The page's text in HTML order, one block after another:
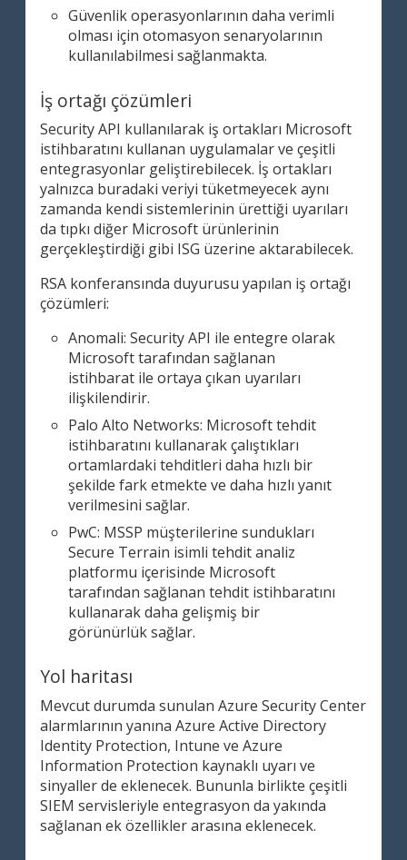
Güvenlik operasyonlarının daha verimli
olması için otomasyon senaryolarının
kullanılabilmesi sağlanmakta.
İş ortağı çözümleri
Security API kullanılarak iş ortakları Microsoft
istihbaratını kullanan uygulamalar ve çeşitli
entegrasyonlar geliştirebilecek. İş ortakları
yalnızca buradaki veriyi tüketmeyecek aynı
zamanda kendi sistemlerinin ürettiği uyarıları
da tıpkı diğer Microsoft ürünlerinin
gerçekleştirdiği gibi ISG üzerine aktarabilecek.
RSA konferansında duyurusu yapılan iş ortağı
çözümleri:
Anomali: Security API ile entegre olarak
Microsoft tarafından sağlanan
istihbarat ile ortaya çıkan uyarıları
ilişkilendirir.
Palo Alto Networks: Microsoft tehdit
istihbaratını kullanarak çalıştıkları
ortamlardaki tehditleri daha hızlı bir
şekilde fark etmekte ve daha hızlı yanıt
verilmesini sağlar.
PwC: MSSP müşterilerine sundukları
Secure Terrain isimli tehdit analiz
platformu içerisinde Microsoft
tarafından sağlanan tehdit istihbaratını
kullanarak daha gelişmiş bir
görünürlük sağlar.
Yol haritası
Mevcut durumda sunulan Azure Security Center
alarmlarının yanına Azure Active Directory
Identity Protection, Intune ve Azure
Information Protection kaynaklı uyarı ve
sinyaller de eklenecek. Bununla birlikte çeşitli
SIEM servisleriyle entegrasyon da yakında
sağlanan ek özellikler arasına eklenecek.